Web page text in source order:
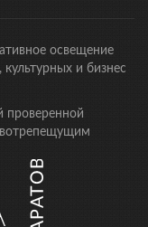
освещение
и бизнес
проверенной